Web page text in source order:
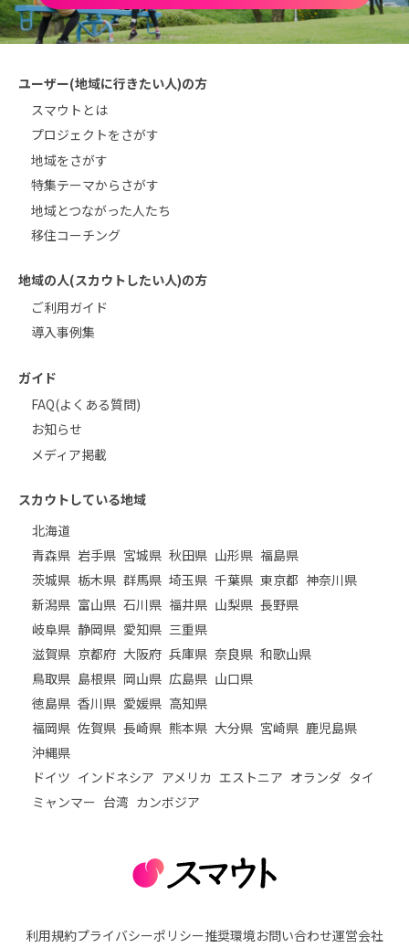
ユーザー(地域に行きたい人)の方
スマウトとは
プロジェクトをさがす
地域をさがす
特集テーマからさがす
地域とつながった人たち
移住コーチング
地域の人(スカウトしたい人)の方
ご利用ガイド
導入事例集
ガイド
FAQ(よくある質問)
お知らせ
メディア掲載
スカウトしている地域
北海道
青森県 岩手県 宮城県 秋田県 山形県 福島県
茨城県 栃木県 群馬県 埼玉県 千葉県 東京都 神奈川県
新潟県 富山県 石川県 福井県 山梨県 長野県
岐阜県 静岡県 愛知県 三重県
滋賀県 京都府 大阪府 兵庫県 奈良県 和歌山県
鳥取県 島根県 岡山県 広島県 山口県
徳島県 香川県 愛媛県 高知県
福岡県 佐賀県 長崎県 熊本県 大分県 宮崎県 鹿児島県
沖縄県
ドイツ インドネシア アメリカ エストニア オランダ タイ
ミャンマー 台湾 カンボジア
利用規約プライバシーポリシー推奨環境お問い合わせ運営会社